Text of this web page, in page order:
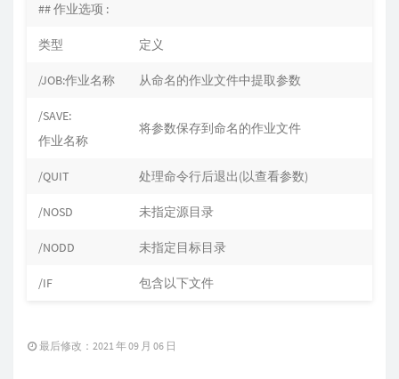
## 作业选项 :
类型 定义
/JOB:作业名称 从命名的作业文件中提取参数
/SAVE:
作业名称
将参数保存到命名的作业文件
/QUIT 处理命令行后退出(以查看参数)
/NOSD 未指定源目录
/NODD 未指定目标目录
/IF 包含以下文件
最后修改：2021 年 09 月 06 日